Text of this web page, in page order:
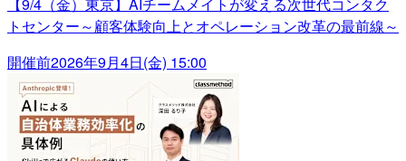
トセンター～顧客体験向上とオペレーション改革の最前線～
開催前2026年9月4日(金) 15:00